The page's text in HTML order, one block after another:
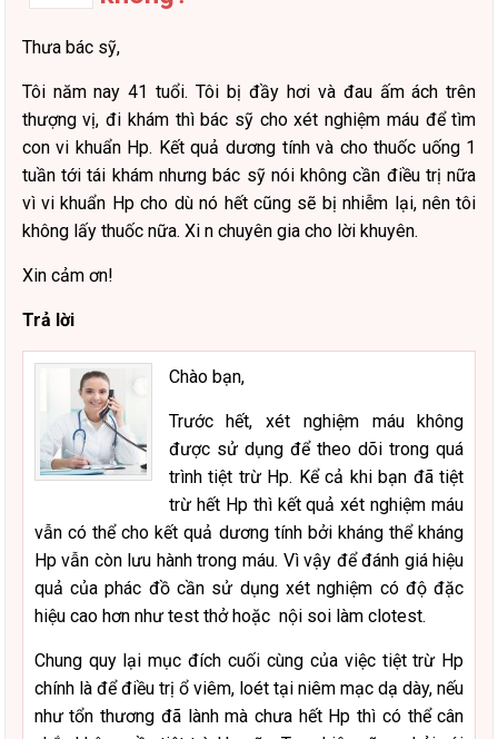
Thưa bác sỹ,
Tôi năm nay 41 tuổi. Tôi bị đầy hơi và đau ấm ách trên
thượng vị, đi khám thì bác sỹ cho xét nghiệm máu để tìm
con vi khuẩn Hp. Kết quả dương tính và cho thuốc uống 1
tuần tới tái khám nhưng bác sỹ nói không cần điều trị nữa
vì vi khuẩn Hp cho dù nó hết cũng sẽ bị nhiễm lại, nên tôi
không lấy thuốc nữa. Xi n chuyên gia cho lời khuyên.
Xin cảm ơn!
Trả lời
Chào bạn,
Trước hết, xét nghiệm máu không
được sử dụng để theo dõi trong quá
trình tiệt trừ Hp. Kể cả khi bạn đã tiệt
trừ hết Hp thì kết quả xét nghiệm máu
vẫn có thể cho kết quả dương tính bởi kháng thể kháng
Hp vẫn còn lưu hành trong máu. Vì vậy để đánh giá hiệu
quả của phác đồ cần sử dụng xét nghiệm có độ đặc
hiệu cao hơn như test thở hoặc nội soi làm clotest.
Chung quy lại mục đích cuối cùng của việc tiệt trừ Hp
chính là để điều trị ổ viêm, loét tại niêm mạc dạ dày, nếu
như tổn thương đã lành mà chưa hết Hp thì có thể cân